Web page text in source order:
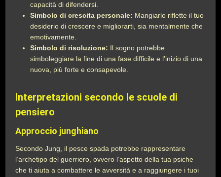
capacità di difendersi.
Simbolo di crescita personale: Mangiarlo riflette il tuo
desiderio di crescere e migliorarti, sia mentalmente che
emotivamente.
Simbolo di risoluzione: Il sogno potrebbe
simboleggiare la fine di una fase difficile e l’inizio di una
nuova, più forte e consapevole.
Interpretazioni secondo le scuole di
pensiero
Approccio junghiano
Secondo Jung, il pesce spada potrebbe rappresentare
l’archetipo del guerriero, ovvero l’aspetto della tua psiche
che ti aiuta a combattere le avversità e a raggiungere i tuoi